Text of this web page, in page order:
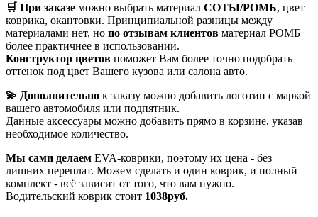
🛒 При заказе можно выбрать материал СОТЫ/РОМБ, цвет
коврика, окантовки. Принципиальной разницы между
материалами нет, но по отзывам клиентов материал РОМБ
более практичнее в использовании.
Конструктор цветов поможет Вам более точно подобрать
оттенок под цвет Вашего кузова или салона авто.
💫 Дополнительно к заказу можно добавить логотип с маркой
вашего автомобиля или подпятник.
Данные аксессуары можно добавить прямо в корзине, указав
необходимое количество.
Мы сами делаем EVA-коврики, поэтому их цена - без
лишних переплат. Можем сделать и один коврик, и полный
комплект - всё зависит от того, что вам нужно.
Водительский коврик стоит 1038руб.